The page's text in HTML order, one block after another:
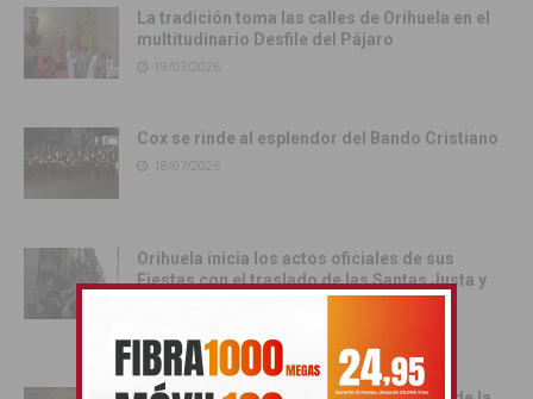
La tradición toma las calles de Orihuela en el
multitudinario Desfile del Pájaro
19/07/2026
Cox se rinde al esplendor del Bando Cristiano
18/07/2026
Orihuela inicia los actos oficiales de sus
Fiestas con el traslado de las Santas Justa y